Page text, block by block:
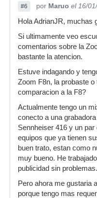
#6 por Maruo el 16/
Hola AdrianJR, muchas
Si ultimamente veo
comentarios sobre la
bastante la atencion.
Estuve indagando y
Zoom F8n, la probaste
comparacion a la F8?
Actualmente tengo un
conecto a una
Sennheiser 416 y un
equipos que ya tienen
buen trato, estan como
muy bueno. He
publicidad sin problemas.
Pero ahora me gustaria
porque tengo mas